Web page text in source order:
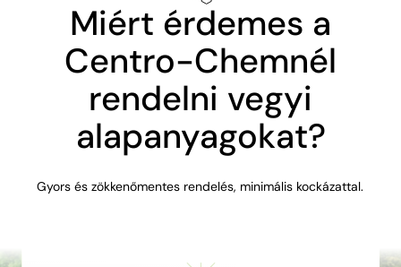
Miért érdemes a
Centro-Chemnél
rendelni vegyi
alapanyagokat?
Gyors és zökkenőmentes rendelés, minimális kockázattal.